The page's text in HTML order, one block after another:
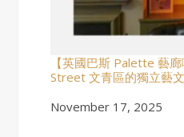
【英國巴斯 Palette 藝
Street 文青區的獨立藝
Date
November 17, 2025